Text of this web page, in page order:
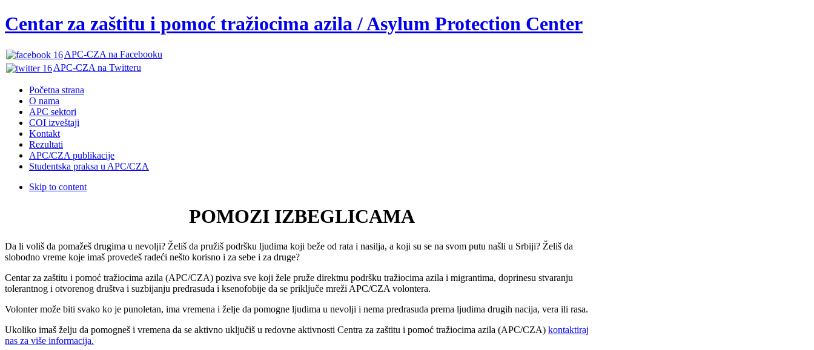
Centar za zaštitu i pomoć tražiocima azila / Asylum Protection Center
APC-CZA na Facebooku
APC-CZA na Twitteru
Početna strana
O nama
APC sektori
COI izveštaji
Kontakt
Rezultati
APC/CZA publikacije
Studentska praksa u APC/CZA
Skip to content
POMOZI IZBEGLICAMA
Da li voliš da pomažeš drugima u nevolji? Želiš da pružiš podršku ljudima koji beže od rata i nasilja, a koji su se na svom putu našli u Srbiji? Želiš da
slobodno vreme koje imaš provedeš radeći nešto korisno i za sebe i za druge?
Centar za zaštitu i pomoć tražiocima azila (APC/CZA) poziva sve koji žele pruže direktnu podršku tražiocima azila i migrantima, doprinesu stvaranju
tolerantnog i otvorenog društva i suzbijanju predrasuda i ksenofobije da se priključe mreži APC/CZA volontera.
Volonter može biti svako ko je punoletan, ima vremena i želje da pomogne ljudima u nevolji i nema predrasuda prema ljudima drugih nacija, vera ili rasa.
Ukoliko imaš želju da pomogneš i vremena da se aktivno uključiš u redovne aktivnosti Centra za zaštitu i pomoć tražiocima azila (APC/CZA) kontaktiraj
nas za više informacija.